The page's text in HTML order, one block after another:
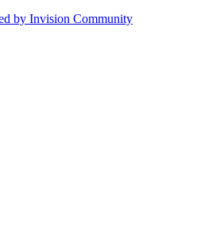
by Invision Community